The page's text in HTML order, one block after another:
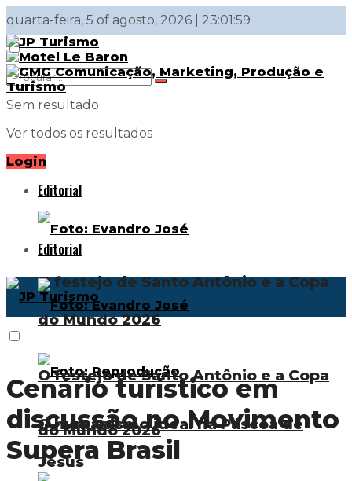
quarta-feira, 5 of agosto, 2026 | 23:01:59
Sem resultado
Ver todos os resultados
Login
Editorial
O festejo de Santo Antônio e a Copa
do Mundo 2026
O humanismo ideal na Páscoa de
Jesus
Editorial
O festejo de Santo Antônio e a Copa
do Mundo 2026
Cenário turístico em
discussão no Movimento
Supera Brasil